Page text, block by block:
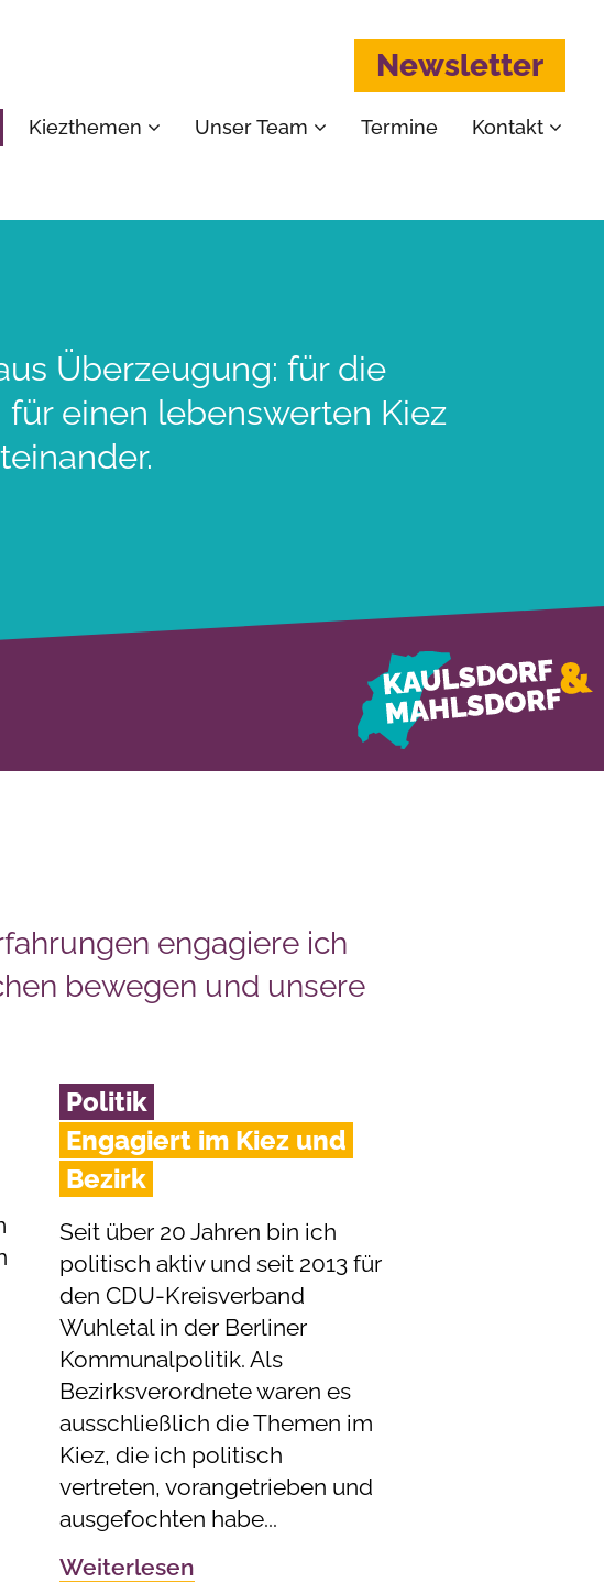
Kiezthemen Unser Team Termine Kontakt
Newsletter
Überzeugung: für die
für einen lebenswerten Kiez
engagiere ich
bewegen und unsere
Politik
Engagiert im Kiez und
Bezirk
Seit über 20 Jahren bin ich
politisch aktiv und seit 2013 für
den CDU-Kreisverband
Wuhletal in der Berliner
Kommunalpolitik. Als
Bezirksverordnete waren es
ausschließlich die Themen im
Kiez, die ich politisch
vertreten, vorangetrieben und
ausgefochten habe...
Weiterlesen